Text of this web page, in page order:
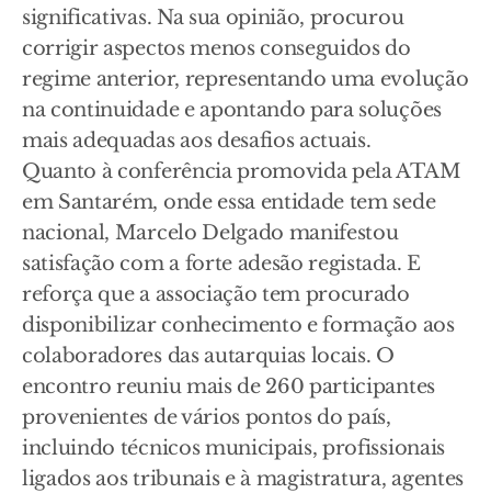
significativas. Na sua opinião, procurou
corrigir aspectos menos conseguidos do
regime anterior, representando uma evolução
na continuidade e apontando para soluções
mais adequadas aos desafios actuais.
Quanto à conferência promovida pela ATAM
em Santarém, onde essa entidade tem sede
nacional, Marcelo Delgado manifestou
satisfação com a forte adesão registada. E
reforça que a associação tem procurado
disponibilizar conhecimento e formação aos
colaboradores das autarquias locais. O
encontro reuniu mais de 260 participantes
provenientes de vários pontos do país,
incluindo técnicos municipais, profissionais
ligados aos tribunais e à magistratura, agentes